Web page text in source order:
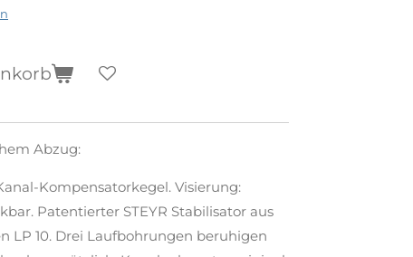
Abzug:
Kompensatorkegel. Visierung:
Patentierter STEYR Stabilisator aus
LP 10. Drei Laufbohrungen beruhigen